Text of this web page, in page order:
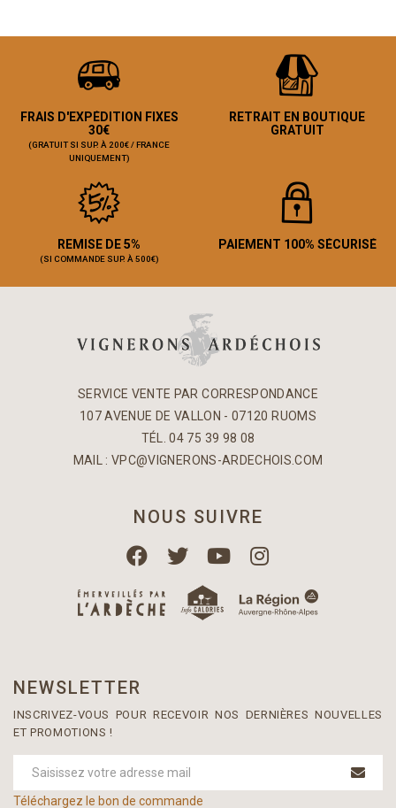
FRAIS D'EXPÉDITION FIXES
30€
(GRATUIT SI SUP. À 200€ / FRANCE
UNIQUEMENT)
RETRAIT EN BOUTIQUE
GRATUIT
REMISE DE 5%
(SI COMMANDE SUP. À 500€)
PAIEMENT 100% SÉCURISÉ
SERVICE VENTE PAR CORRESPONDANCE
107 AVENUE DE VALLON - 07120 RUOMS
TÉL. 04 75 39 98 08
MAIL : VPC@VIGNERONS-ARDECHOIS.COM
NOUS SUIVRE
NEWSLETTER
INSCRIVEZ-VOUS POUR RECEVOIR NOS DERNIÈRES NOUVELLES
ET PROMOTIONS !
Téléchargez le bon de commande